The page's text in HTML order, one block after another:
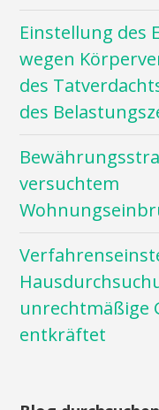
Einstellung des
wegen
des
des
versuchtem
unrechtmäßige
entkräftet